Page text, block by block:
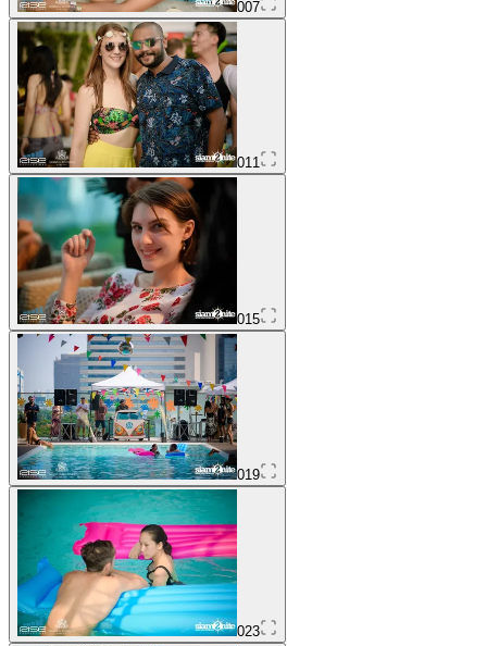
007
011
015
019
023